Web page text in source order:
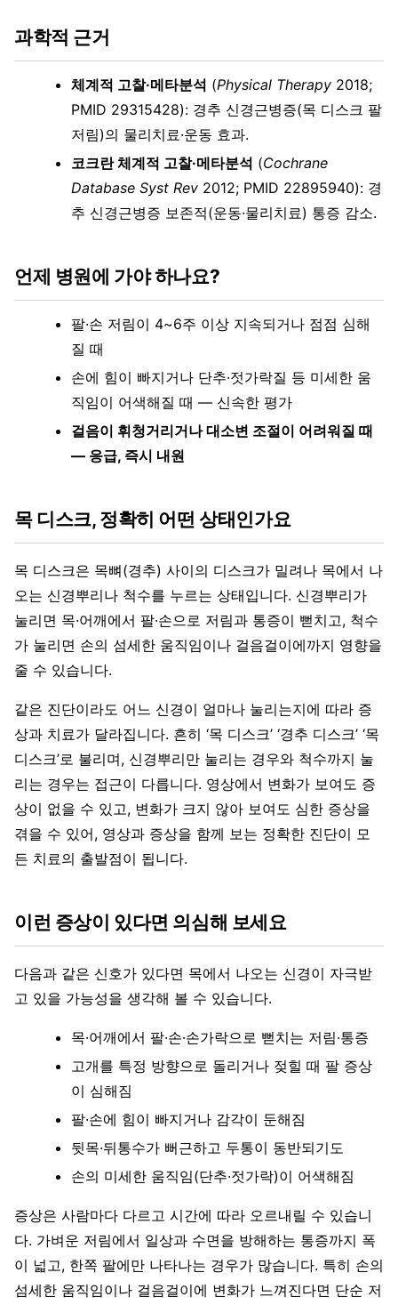
과학적 근거
체계적 고찰·메타분석 (Physical Therapy 2018;
PMID 29315428): 경추 신경근병증(목 디스크 팔
저림)의 물리치료·운동 효과.
코크란 체계적 고찰·메타분석 (Cochrane
Database Syst Rev 2012; PMID 22895940): 경
추 신경근병증 보존적(운동·물리치료) 통증 감소.
언제 병원에 가야 하나요?
팔·손 저림이 4~6주 이상 지속되거나 점점 심해
질 때
손에 힘이 빠지거나 단추·젓가락질 등 미세한 움
직임이 어색해질 때 — 신속한 평가
걸음이 휘청거리거나 대소변 조절이 어려워질 때
— 응급, 즉시 내원
목 디스크, 정확히 어떤 상태인가요
목 디스크은 목뼈(경추) 사이의 디스크가 밀려나 목에서 나
오는 신경뿌리나 척수를 누르는 상태입니다. 신경뿌리가
눌리면 목·어깨에서 팔·손으로 저림과 통증이 뻗치고, 척수
가 눌리면 손의 섬세한 움직임이나 걸음걸이에까지 영향을
줄 수 있습니다.
같은 진단이라도 어느 신경이 얼마나 눌리는지에 따라 증
상과 치료가 달라집니다. 흔히 ‘목 디스크’ ‘경추 디스크’ ‘목
디스크’로 불리며, 신경뿌리만 눌리는 경우와 척수까지 눌
리는 경우는 접근이 다릅니다. 영상에서 변화가 보여도 증
상이 없을 수 있고, 변화가 크지 않아 보여도 심한 증상을
겪을 수 있어, 영상과 증상을 함께 보는 정확한 진단이 모
든 치료의 출발점이 됩니다.
이런 증상이 있다면 의심해 보세요
다음과 같은 신호가 있다면 목에서 나오는 신경이 자극받
고 있을 가능성을 생각해 볼 수 있습니다.
목·어깨에서 팔·손·손가락으로 뻗치는 저림·통증
고개를 특정 방향으로 돌리거나 젖힐 때 팔 증상
이 심해짐
팔·손에 힘이 빠지거나 감각이 둔해짐
뒷목·뒤통수가 뻐근하고 두통이 동반되기도
손의 미세한 움직임(단추·젓가락)이 어색해짐
증상은 사람마다 다르고 시간에 따라 오르내릴 수 있습니
다. 가벼운 저림에서 일상과 수면을 방해하는 통증까지 폭
이 넓고, 한쪽 팔에만 나타나는 경우가 많습니다. 특히 손의
섬세한 움직임이나 걸음걸이에 변화가 느껴진다면 단순 저